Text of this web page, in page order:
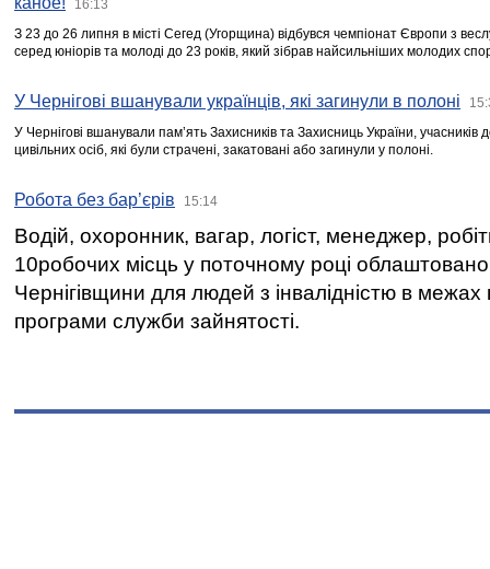
16:13
З 23 до 26 липня в місті Сегед (Угорщина) відбувся чемпіонат Європи з
серед юніорів та молоді до 23 років, який зібрав найсильніших молодих
У Чернігові вшанували українців, які загинули в полоні
У Чернігові вшанували пам’ять Захисників та Захисниць України,
цивільних осіб, які були страчені, закатовані або загинули у полоні.
Робота без бар’єрів 15:14
Водій, охоронник, вагар, логіст, менеджер,
10робочих місць у поточному році
Чернігівщини для людей з інвалідністю в межах
програми служби зайнятості.